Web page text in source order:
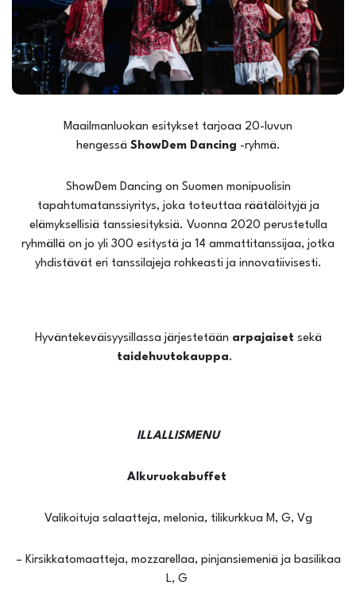
Maailmanluokan esitykset tarjoaa 20-luvun
hengessä ShowDem Dancing -ryhmä.
ShowDem Dancing on Suomen monipuolisin
tapahtumatanssiyritys, joka toteuttaa räätälöityjä ja
elämyksellisiä tanssiesityksiä. Vuonna 2020 perustetulla
ryhmällä on jo yli 300 esitystä ja 14 ammattitanssijaa, jotka
yhdistävät eri tanssilajeja rohkeasti ja innovatiivisesti.
Hyväntekeväisyysillassa järjestetään arpajaiset sekä
taidehuutokauppa.
ILLALLISMENU
Alkuruokabuffet
Valikoituja salaatteja, melonia, tilikurkkua M, G, Vg
– Kirsikkatomaatteja, mozzarellaa, pinjansiemeniä ja basilikaa
L, G